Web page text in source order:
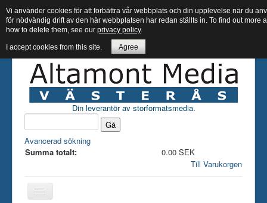
Din leverantör av storformatsmedia.
Avancerad sökning
Summa totalt:
0.00 SEK
Till Varukorgen
Vi använder cookies för att förbättra vår webbplats och din upplevelse när du
för nödvändig drift av den här webbplatsen har redan ställts in. To find out more
how to delete them, see our privacy policy.
I accept cookies from this site. Agree